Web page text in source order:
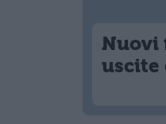
Nuovi
uscite